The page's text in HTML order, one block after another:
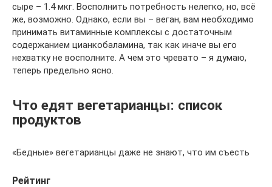
сыре – 1.4 мкг. Восполнить потребность нелегко, но, всё
же, возможно. Однако, если вы – веган, вам необходимо
принимать витаминные комплексы с достаточным
содержанием цианкобаламина, так как иначе вы его
нехватку не восполните. А чем это чревато – я думаю,
теперь предельно ясно.
Что едят вегетарианцы: список
продуктов
«Бедные» вегетарианцы даже не знают, что им съесть
Рейтинг